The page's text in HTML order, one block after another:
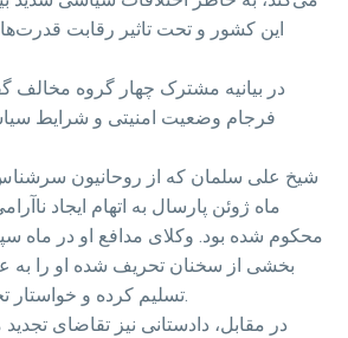
این کشور و تحت تاثیر رقابت
در بیانیه مشترک چهار گروه مخالف
فرجام وضعیت امنیتی و شرایط
شیخ علی سلمان که از روحانیون
ماه ژوئن پارسال به اتهام ایجاد
محکوم شده بود. وکلای مدافع او در ماه
بخشی از سخنان تحریف شده او را به
تسلیم کرده و خواستار تجدید محاکمه او شدند.
در مقابل، دادستانی نیز تقاضای تجدید